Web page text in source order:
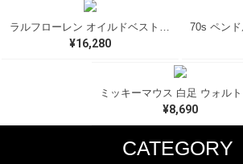
ラルフローレン オイルドベスト パイピング ブラックウォッチ 紺 ネイビー RALPH LAUREN サイズM 古着 @CJ0107
¥16,280
¥8,690
CATEGORY